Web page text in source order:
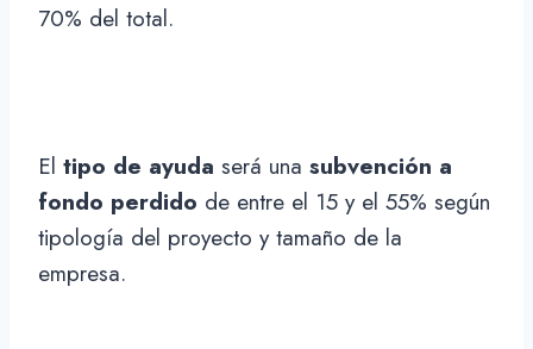
70% del total.
El tipo de ayuda será una subvención a
fondo perdido de entre el 15 y el 55% según
tipología del proyecto y tamaño de la
empresa.